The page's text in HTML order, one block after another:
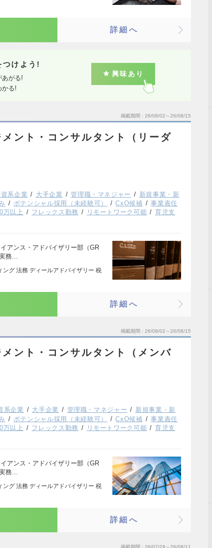
詳細へ
つけよう!
あがる!
かる!
興味あり
掲載期間 26/08/02～26/08/15
ント・コンサルタント（リーダ
系企業 大手企業 管理職・マネジャー
新規事業・新
ポテンシャル採用（未経験可） CxO候補
事業責任
万以上 フレックス勤務 リモートワーク可能
育児支
アンス・アドバイザリー部（GR
務…
グ 法務 ディールアドバイザリー 税
詳細へ
掲載期間 26/08/02～26/08/15
ント・コンサルタント（メンバ
系企業 大手企業 管理職・マネジャー
新規事業・新
ポテンシャル採用（未経験可） CxO候補
事業責任
万以上 フレックス勤務 リモートワーク可能
育児支
アンス・アドバイザリー部（GR
務…
グ 法務 ディールアドバイザリー 税
詳細へ
掲載期間 26/07/29～26/08/11